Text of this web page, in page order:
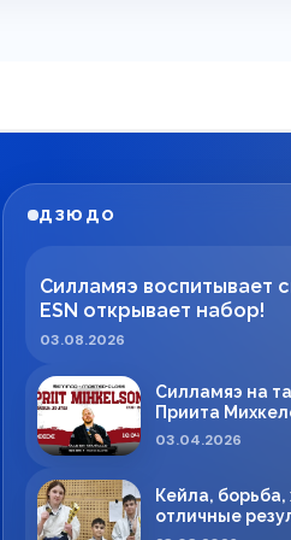
ДЗЮДО
Силламяэ воспитывает
ESN открывает набор!
03.08.2026
Силламяэ на
Приита
меняет
03.04.2026
Кейла,
отличные